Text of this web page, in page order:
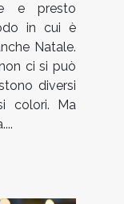
e presto
in cui è
Natale.
ci si può
diversi
colori. Ma